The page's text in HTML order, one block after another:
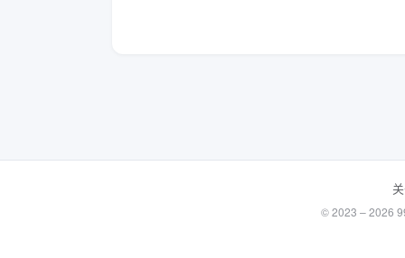
© 2023 – 2026